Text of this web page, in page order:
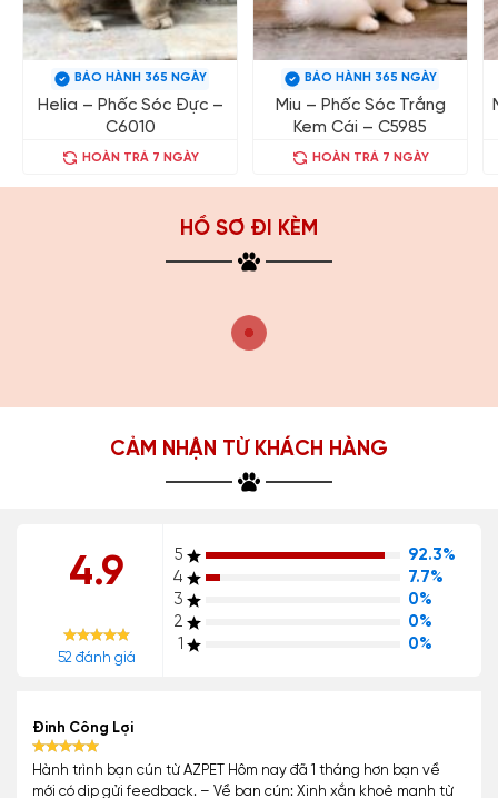
BẢO HÀNH 365 NGÀY
Helia – Phốc Sóc Đực –
C6010
HOÀN TRẢ 7 NGÀY
BẢO HÀNH 365 NGÀY
Miu – Phốc Sóc Trắng
Kem Cái – C5985
HOÀN TRẢ 7 NGÀY
HỒ SƠ ĐI KÈM
CẢM NHẬN TỪ KHÁCH HÀNG
4.9
52 đánh giá
5
92.3%
4
7.7%
3
0%
2
0%
1
0%
Đinh Công Lợi
Hành trình bạn cún từ AZPET Hôm nay đã 1 tháng hơn bạn về
mới có dịp gửi feedback. – Về bạn cún: Xinh xắn khoẻ mạnh từ